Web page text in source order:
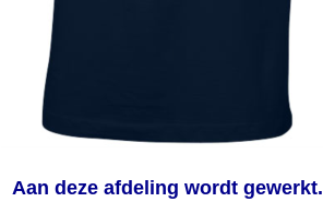
Aan deze afdeling wordt gewerkt.